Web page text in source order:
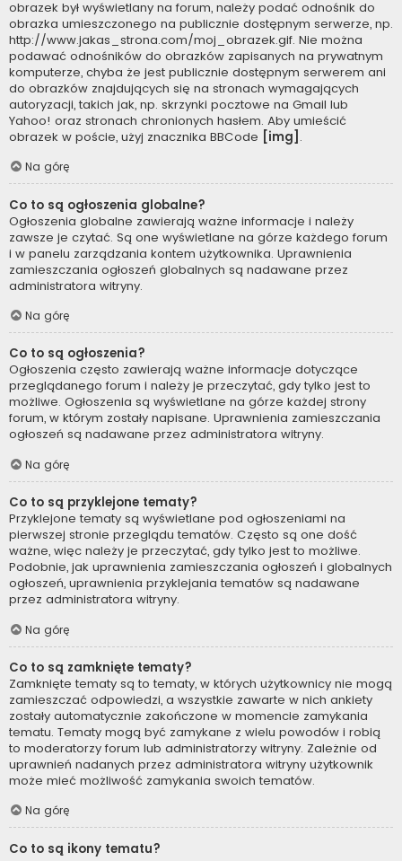
obrazek był wyświetlany na forum, należy podać odnośnik do
obrazka umieszczonego na publicznie dostępnym serwerze, np.
http://www.jakas_strona.com/moj_obrazek.gif. Nie można
podawać odnośników do obrazków zapisanych na prywatnym
komputerze, chyba że jest publicznie dostępnym serwerem ani
do obrazków znajdujących się na stronach wymagających
autoryzacji, takich jak, np. skrzynki pocztowe na Gmail lub
Yahoo! oraz stronach chronionych hasłem. Aby umieścić
obrazek w poście, użyj znacznika BBCode [img] .
Na górę
Co to są ogłoszenia globalne?
Ogłoszenia globalne zawierają ważne informacje i należy
zawsze je czytać. Są one wyświetlane na górze każdego forum
i w panelu zarządzania kontem użytkownika. Uprawnienia
zamieszczania ogłoszeń globalnych są nadawane przez
administratora witryny.
Na górę
Co to są ogłoszenia?
Ogłoszenia często zawierają ważne informacje dotyczące
przeglądanego forum i należy je przeczytać, gdy tylko jest to
możliwe. Ogłoszenia są wyświetlane na górze każdej strony
forum, w którym zostały napisane. Uprawnienia zamieszczania
ogłoszeń są nadawane przez administratora witryny.
Na górę
Co to są przyklejone tematy?
Przyklejone tematy są wyświetlane pod ogłoszeniami na
pierwszej stronie przeglądu tematów. Często są one dość
ważne, więc należy je przeczytać, gdy tylko jest to możliwe.
Podobnie, jak uprawnienia zamieszczania ogłoszeń i globalnych
ogłoszeń, uprawnienia przyklejania tematów są nadawane
przez administratora witryny.
Na górę
Co to są zamknięte tematy?
Zamknięte tematy są to tematy, w których użytkownicy nie mogą
zamieszczać odpowiedzi, a wszystkie zawarte w nich ankiety
zostały automatycznie zakończone w momencie zamykania
tematu. Tematy mogą być zamykane z wielu powodów i robią
to moderatorzy forum lub administratorzy witryny. Zależnie od
uprawnień nadanych przez administratora witryny użytkownik
może mieć możliwość zamykania swoich tematów.
Na górę
Co to są ikony tematu?